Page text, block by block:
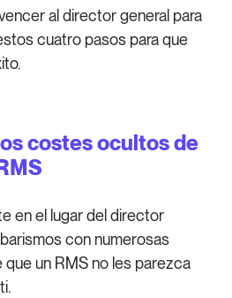
al director general para
cuatro pasos para que
costes ocultos de
en el lugar del director
con numerosas
un RMS no les parezca